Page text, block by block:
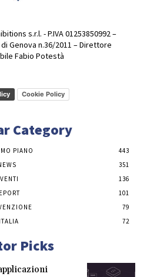
s.r.l. - P.IVA 01253850992 –
Genova n.36/2011 – Direttore
Fabio Potestà
Cookie Policy
Category
PIANO
443
351
136
101
79
ITALIA
72
Picks